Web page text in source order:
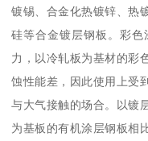
镀锡、合金化热镀锌、热
硅等合金镀层钢板。彩
力，以冷轧板为基材的彩
蚀性能差，因此使用上受
与大气接触的场合。以镀
为基板的有机涂层钢板相